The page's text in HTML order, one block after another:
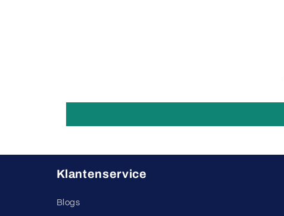
Klantenservice
Blogs